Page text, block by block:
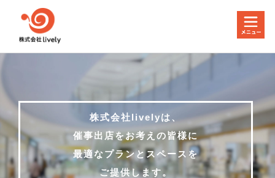
株式会社livelyは、
催事出店をお考えの皆様に
最適なプランとスペースを
ご提供します。